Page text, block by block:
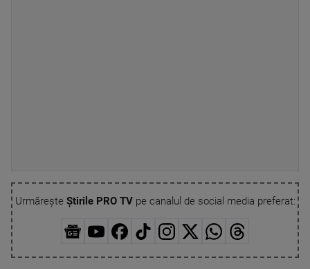
Urmărește Știrile PRO TVpe canalul de social media preferat: